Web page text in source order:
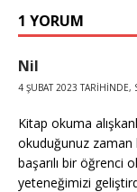
1 YORUM
Nil
4 ŞUBAT 2023 TARIHINDE,
Kitap okuma
okuduğunuz zaman
başarılı bir öğrenci
yeteneğimizi